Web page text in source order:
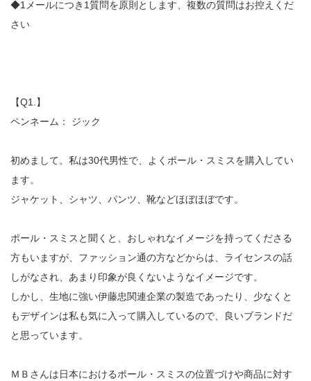
◆1メールにつき1質問を原則とします、複数の質問はお控えくだ
さい
【Q1.】
ペンネーム： ジック
初めまして。私は30代男性で、よくポール・スミスを購入してい
ます。
ジャケット、シャツ、パンツ、靴などほぼほぼです。
ポール・スミスと聞くと、おしゃれなイメージを持ってくださる
方もいますが、ファッション通の方などからは、ライセンスの話
しがなされ、あまり印象が良くないようなイメージです。
しかし、生地に強い伊藤忠関連企業の製造であったり、少なくと
もデザインは私も気に入って購入しているので、良いブランドだ
と思っています。
ＭＢさんは日本におけるポール・スミスの位置づけや商品に対す